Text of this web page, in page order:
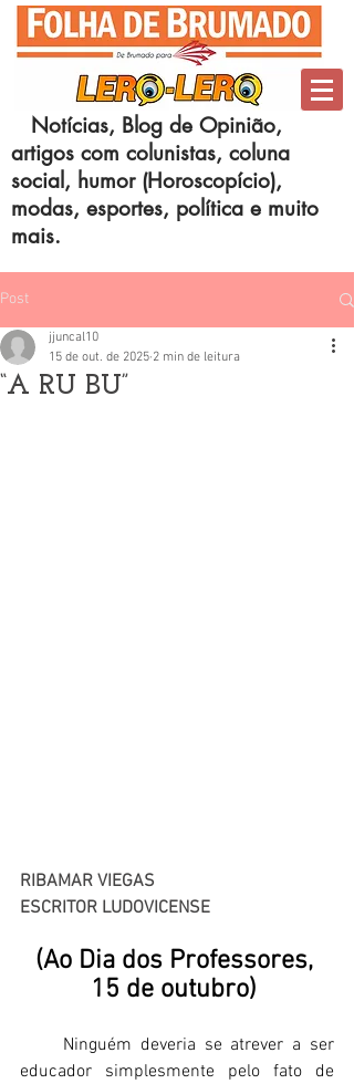
Notícias, Blog de Opinião,
artigos com colunistas, coluna
social, humor (Horoscopício),
modas, esportes, política e muito
mais.
Post
“A RU BU”
jjuncal10
15 de out. de 2025 2 min de leitura
RIBAMAR VIEGAS
ESCRITOR LUDOVICENSE
(Ao Dia dos Professores,
15 de outubro)
Ninguém deveria se atrever a ser
educador simplesmente pelo fato de